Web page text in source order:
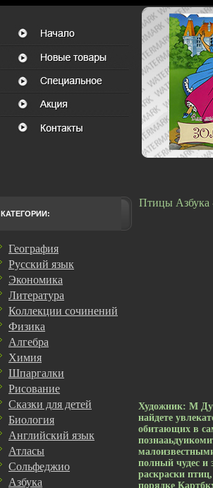
КАТЕГОРИИ:
География
Русский язык
Экономика
Литература
Коллекции сочинений
Физика
Алгебра
Химия
Шпаргалки
Рисование
Сказки для детей
Биология
Английский язык
Атласы
Сольфеджио
Азбука
Птицы Азбука
Художник: М
найдете
обитающих в
полный чудес и
раскраски
порядке